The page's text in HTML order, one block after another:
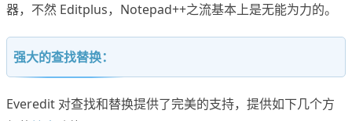
器，不然 Editplus，Notepad++之流基本上是无能为力的。
强大的查找替换：
Everedit 对查找和替换提供了完美的支持，提供如下几个方